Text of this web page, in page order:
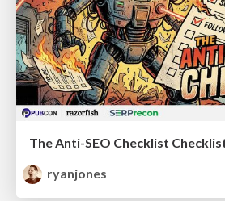
ryanjones